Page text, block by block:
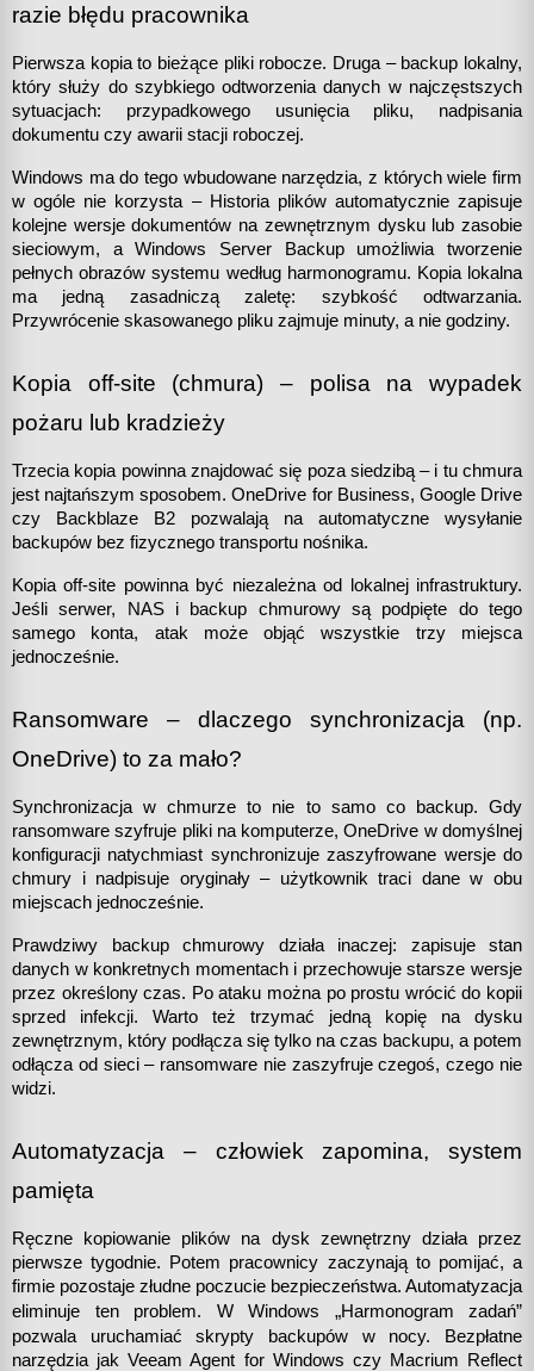
razie błędu pracownika
Pierwsza kopia to bieżące pliki robocze. Druga – backup lokalny,
który służy do szybkiego odtworzenia danych w najczęstszych
sytuacjach: przypadkowego usunięcia pliku, nadpisania
dokumentu czy awarii stacji roboczej.
Windows ma do tego wbudowane narzędzia, z których wiele firm
w ogóle nie korzysta – Historia plików automatycznie zapisuje
kolejne wersje dokumentów na zewnętrznym dysku lub zasobie
sieciowym, a Windows Server Backup umożliwia tworzenie
pełnych obrazów systemu według harmonogramu. Kopia lokalna
ma jedną zasadniczą zaletę: szybkość odtwarzania.
Przywrócenie skasowanego pliku zajmuje minuty, a nie godziny.
Kopia off-site (chmura) – polisa na wypadek
pożaru lub kradzieży
Trzecia kopia powinna znajdować się poza siedzibą – i tu chmura
jest najtańszym sposobem. OneDrive for Business, Google Drive
czy Backblaze B2 pozwalają na automatyczne wysyłanie
backupów bez fizycznego transportu nośnika.
Kopia off-site powinna być niezależna od lokalnej infrastruktury.
Jeśli serwer, NAS i backup chmurowy są podpięte do tego
samego konta, atak może objąć wszystkie trzy miejsca
jednocześnie.
Ransomware – dlaczego synchronizacja (np.
OneDrive) to za mało?
Synchronizacja w chmurze to nie to samo co backup. Gdy
ransomware szyfruje pliki na komputerze, OneDrive w domyślnej
konfiguracji natychmiast synchronizuje zaszyfrowane wersje do
chmury i nadpisuje oryginały – użytkownik traci dane w obu
miejscach jednocześnie.
Prawdziwy backup chmurowy działa inaczej: zapisuje stan
danych w konkretnych momentach i przechowuje starsze wersje
przez określony czas. Po ataku można po prostu wrócić do kopii
sprzed infekcji. Warto też trzymać jedną kopię na dysku
zewnętrznym, który podłącza się tylko na czas backupu, a potem
odłącza od sieci – ransomware nie zaszyfruje czegoś, czego nie
widzi.
Automatyzacja – człowiek zapomina, system
pamięta
Ręczne kopiowanie plików na dysk zewnętrzny działa przez
pierwsze tygodnie. Potem pracownicy zaczynają to pomijać, a
firmie pozostaje złudne poczucie bezpieczeństwa. Automatyzacja
eliminuje ten problem. W Windows „Harmonogram zadań”
pozwala uruchamiać skrypty backupów w nocy. Bezpłatne
narzędzia jak Veeam Agent for Windows czy Macrium Reflect